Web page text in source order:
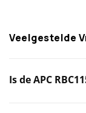
Veelgestelde
Is de APC